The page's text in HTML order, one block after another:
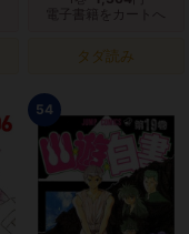
電子書籍をカートへ
タダ読み
54